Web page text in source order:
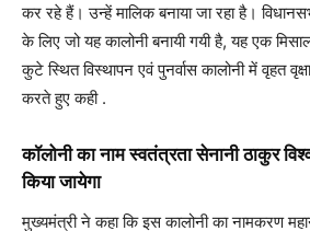
कर रहे हैं। उन्हें मालिक बनाया जा रहा है।
के लिए जो यह कालोनी बनायी गयी है, यह एक
कुटे स्थित विस्थापन एवं पुनर्वास कालोनी में वृहत
करते हुए कही .
कॉलोनी का नाम स्वतंत्रता सेनानी ठाकुर
किया जायेगा
मुख्यमंत्री ने कहा कि इस कालोनी का नामकरण